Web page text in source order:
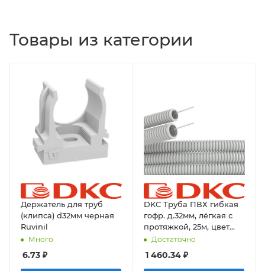
Товары из категории
Держатель для труб
(клипса) d32мм черная
Ruvinil
Много
6.73 ₽
DKC Труба ПВХ гибкая
гофр. д.32мм, лёгкая с
протяжкой, 25м, цвет
серый
Достаточно
1 460.34 ₽